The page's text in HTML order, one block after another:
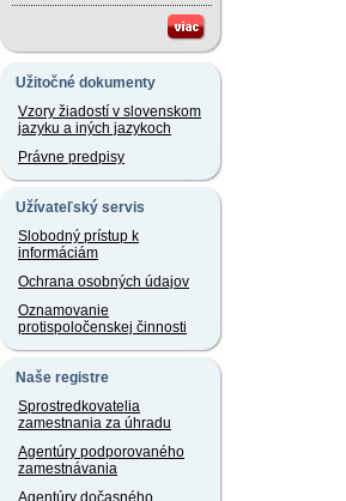
Užitočné dokumenty
Vzory žiadostí v slovenskom
jazyku a iných jazykoch
Právne predpisy
Užívateľský servis
Slobodný prístup k
informáciám
Ochrana osobných údajov
Oznamovanie
protispoločenskej činnosti
Naše registre
Sprostredkovatelia
zamestnania za úhradu
Agentúry podporovaného
zamestnávania
Agentúry dočasného